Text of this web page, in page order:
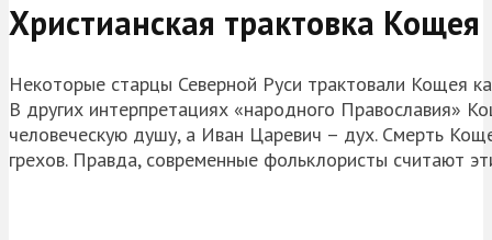
Христианская трактовка Кощея
Некоторые старцы Северной Руси трактовали Кощея
В других интерпретациях «народного Православия»
человеческую душу, а Иван Царевич – дух. Смерть
грехов. Правда, современные фольклористы считают